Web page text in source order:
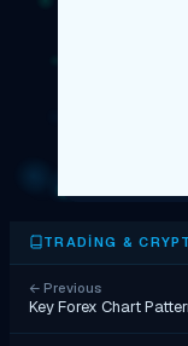
TRADING &
← Previous
Key Forex Chart